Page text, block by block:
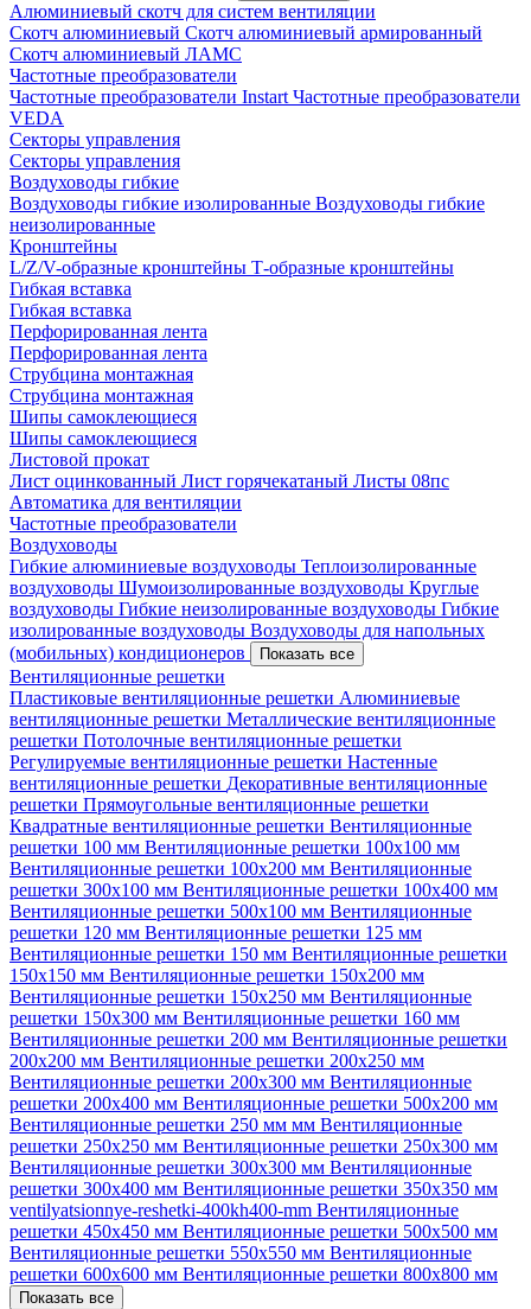
Алюминиевый скотч для систем вентиляции
Скотч алюминиевый Скотч алюминиевый армированный
Скотч алюминиевый ЛАМС
Частотные преобразователи
Частотные преобразователи Instart Частотные преобразователи
VEDA
Секторы управления
Секторы управления
Воздуховоды гибкие
Воздуховоды гибкие изолированные Воздуховоды гибкие
неизолированные
Кронштейны
L/Z/V-образные кронштейны Т-образные кронштейны
Гибкая вставка
Гибкая вставка
Перфорированная лента
Перфорированная лента
Струбцина монтажная
Струбцина монтажная
Шипы самоклеющиеся
Шипы самоклеющиеся
Листовой прокат
Лист оцинкованный Лист горячекатаный Листы 08пс
Автоматика для вентиляции
Частотные преобразователи
Воздуховоды
Гибкие алюминиевые воздуховоды Теплоизолированные
воздуховоды Шумоизолированные воздуховоды Круглые
воздуховоды Гибкие неизолированные воздуховоды Гибкие
изолированные воздуховоды Воздуховоды для напольных
(мобильных) кондиционеров
Показать все
Вентиляционные решетки
Пластиковые вентиляционные решетки Алюминиевые
вентиляционные решетки Металлические вентиляционные
решетки Потолочные вентиляционные решетки
Регулируемые вентиляционные решетки Настенные
вентиляционные решетки Декоративные вентиляционные
решетки Прямоугольные вентиляционные решетки
Квадратные вентиляционные решетки Вентиляционные
решетки 100 мм Вентиляционные решетки 100х100 мм
Вентиляционные решетки 100х200 мм Вентиляционные
решетки 300х100 мм Вентиляционные решетки 100х400 мм
Вентиляционные решетки 500х100 мм Вентиляционные
решетки 120 мм Вентиляционные решетки 125 мм
Вентиляционные решетки 150 мм Вентиляционные решетки
150х150 мм Вентиляционные решетки 150х200 мм
Вентиляционные решетки 150х250 мм Вентиляционные
решетки 150х300 мм Вентиляционные решетки 160 мм
Вентиляционные решетки 200 мм Вентиляционные решетки
200х200 мм Вентиляционные решетки 200х250 мм
Вентиляционные решетки 200х300 мм Вентиляционные
решетки 200х400 мм Вентиляционные решетки 500х200 мм
Вентиляционные решетки 250 мм мм Вентиляционные
решетки 250х250 мм Вентиляционные решетки 250х300 мм
Вентиляционные решетки 300х300 мм Вентиляционные
решетки 300х400 мм Вентиляционные решетки 350х350 мм
ventilyatsionnye-reshetki-400kh400-mm Вентиляционные
решетки 450х450 мм Вентиляционные решетки 500х500 мм
Вентиляционные решетки 550х550 мм Вентиляционные
решетки 600х600 мм Вентиляционные решетки 800х800 мм
Показать все